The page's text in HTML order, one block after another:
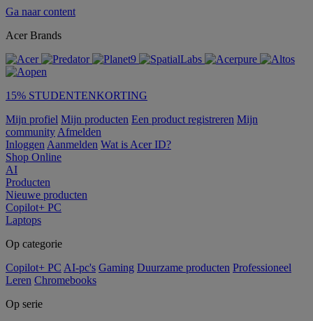
Ga naar content
Acer Brands
15% STUDENTENKORTING
Mijn profiel Mijn producten Een product registreren Mijn
community Afmelden
Inloggen Aanmelden Wat is Acer ID?
Shop Online
AI
Producten
Nieuwe producten
Copilot+ PC
Laptops
Op categorie
Copilot+ PC AI-pc's Gaming Duurzame producten Professioneel
Leren Chromebooks
Op serie